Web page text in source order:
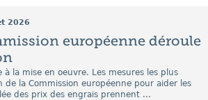
2026
européenne déroule
à la mise en oeuvre. Les mesures les plus
de la Commission européenne pour aider les
des prix des engrais prennent ...